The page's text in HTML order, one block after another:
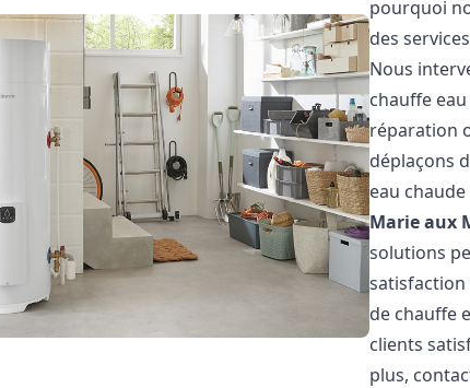
pourquoi
des
Nous
chauffe
réparation
déplaçons
eau
Marie aux
solutions
de chauffe
clients
plus,